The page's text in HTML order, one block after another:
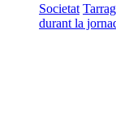
Societat
durant la